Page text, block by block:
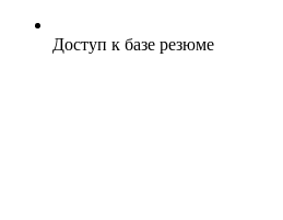
Доступ к базе резюме